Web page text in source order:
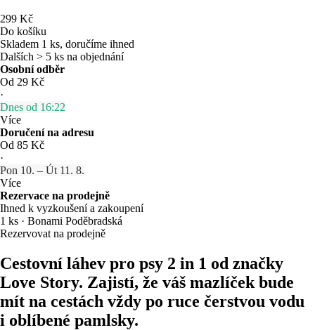
299 Kč
Do košíku
Skladem 1 ks, doručíme ihned
Dalších > 5 ks na objednání
Osobní odběr
Od 29 Kč
·
Dnes od 16:22
Více
Doručení na adresu
Od 85 Kč
·
Pon 10. – Út 11. 8.
Více
Rezervace na prodejně
Ihned k vyzkoušení a zakoupení
1 ks · Bonami Poděbradská
Rezervovat na prodejně
Cestovní láhev pro psy 2 in 1 od značky
Love Story. Zajistí, že váš mazlíček bude
mít na cestách vždy po ruce čerstvou vodu
i oblíbené pamlsky.